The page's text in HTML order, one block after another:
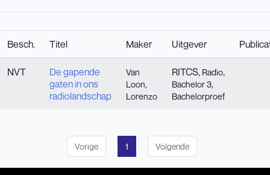
Besch. Titel Maker Uitgever
NVT
De gapende
gaten in ons
radiolandschap
Van
Loon,
Lorenzo
RITCS, Radio,
Bachelor 3,
Bachelorproef
Vorige 1 Volgende